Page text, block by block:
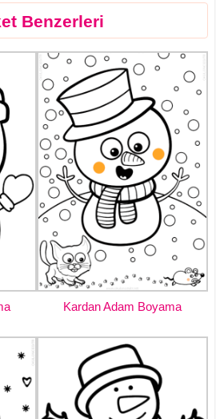
Benzerleri
Kardan Adam Boyama